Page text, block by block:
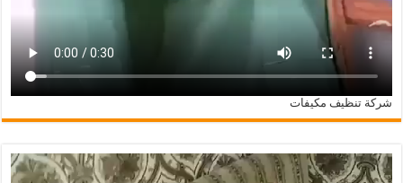
شركة تنظيف مكيفات